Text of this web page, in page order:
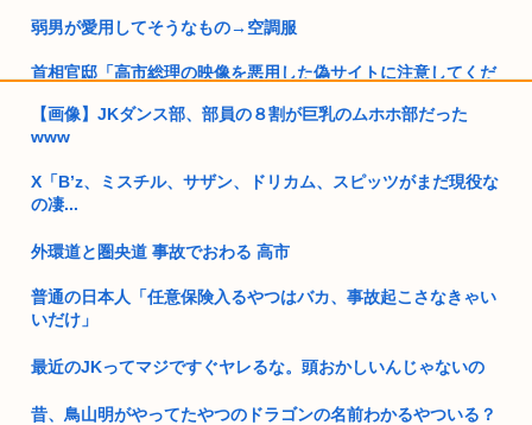
弱男が愛用してそうなもの→空調服
首相官邸「高市総理の映像を悪用した偽サイトに注意してくだ
【悲報動画】Claude、Z世代使用率ゼロパーセントを記録する
部下♀（23）「彼氏と同棲してます」 係長ワイ（36歳童貞）
「え...
高市政府「原油調達コストはみんなで負担してもらうわよ！」
「わしは大家さんだから」「私も大家さん」「おいらも」「わ
しもじゃ...
【高市】「フキハラのプロ」高市早苗のほっぺたをプクッと膨
【画像】JKダンス部、部員の８割が巨乳のムホホ部だった
www
X「B’z、ミスチル、サザン、ドリカム、スピッツがまだ現役な
の凄...
外環道と圏央道 事故でおわる 高市
普通の日本人「任意保険入るやつはバカ、事故起こさなきゃい
いだけ」
最近のJKってマジですぐヤレるな。頭おかしいんじゃないの
昔、鳥山明がやってたやつのドラゴンの名前わかるやついる？